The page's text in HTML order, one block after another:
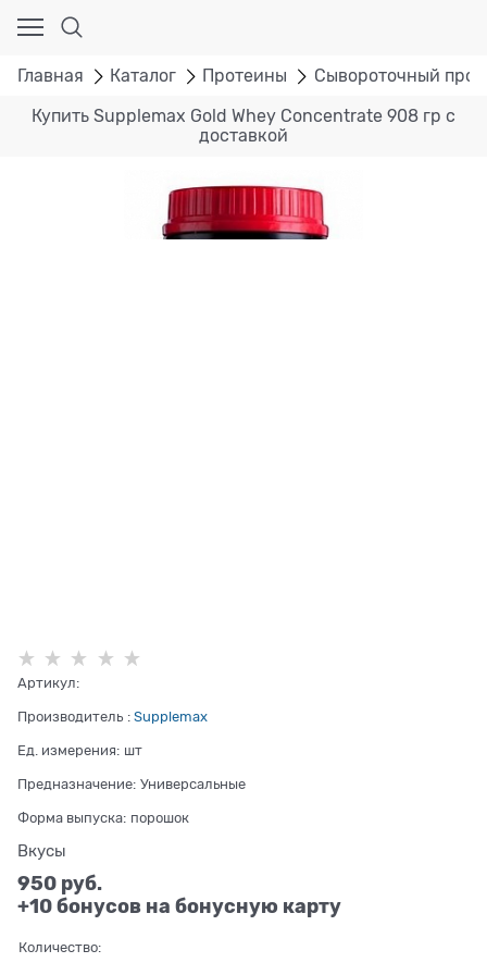
Главная Каталог Протеины Сывороточный
Купить Supplemax Gold Whey Concentrate 908 гр с
доставкой
Артикул:
Производитель : Supplemax
Ед. измерения: шт
Предназначение: Универсальные
Форма выпуска: порошок
Вкусы
950 руб.
+10 бонусов на бонусную карту
Количество: